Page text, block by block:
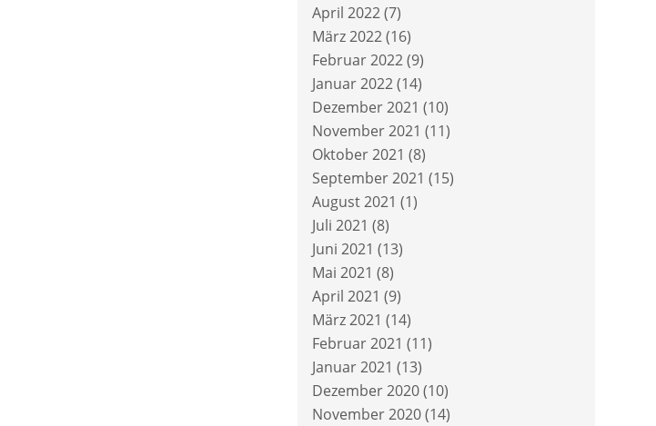
April 2022(7)
März 2022(16)
Februar 2022(9)
Januar 2022(14)
Dezember 2021 (10)
November 2021 (11)
Oktober 2021 (8)
September 2021 (15)
August 2021 (1)
Juli 2021 (8)
Juni 2021 (13)
Mai 2021 (8)
April 2021 (9)
März 2021 (14)
Februar 2021 (11)
Januar 2021 (13)
Dezember 2020(10)
November 2020(14)